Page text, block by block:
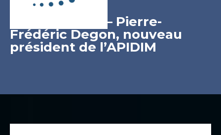
Communiqué – Pierre-
Frédéric Degon, nouveau
président de l’APIDIM